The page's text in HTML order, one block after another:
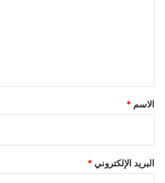
*
الاسم *
البريد الإلكتروني *